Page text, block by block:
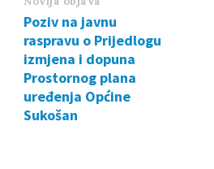
Poziv na javnu
raspravu o Prijedlogu
izmjena i dopuna
Prostornog plana
uređenja Općine
Sukošan